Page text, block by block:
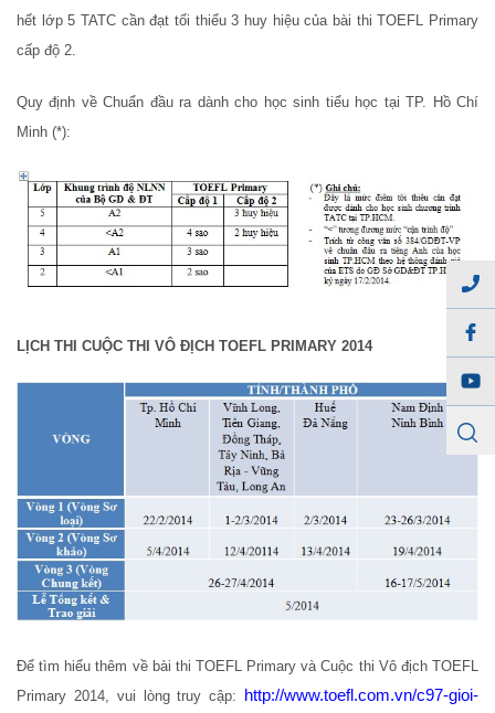
hết lớp 5 TATC cần đạt tối thiểu 3 huy hiệu của bài thi TOEFL Primary
cấp độ 2.
Quy định về Chuẩn đầu ra dành cho học sinh tiểu học tại TP. Hồ Chí
Minh (*):
LỊCH THI CUỘC THI VÔ ĐỊCH TOEFL PRIMARY 2014
Để tìm hiểu thêm về bài thi TOEFL Primary và Cuộc thi Vô địch TOEFL
Primary 2014, vui lòng truy cập: http://www.toefl.com.vn/c97-gioi-